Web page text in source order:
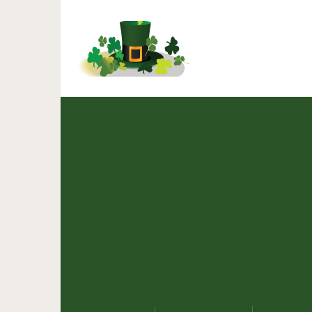
7 лучших рецептов